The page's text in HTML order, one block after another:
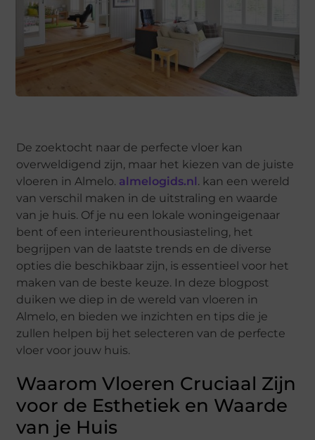
De zoektocht naar de perfecte vloer kan
overweldigend zijn, maar het kiezen van de juiste
vloeren in Almelo. almelogids.nl . kan een wereld
van verschil maken in de uitstraling en waarde
van je huis. Of je nu een lokale woningeigenaar
bent of een interieurenthousiasteling, het
begrijpen van de laatste trends en de diverse
opties die beschikbaar zijn, is essentieel voor het
maken van de beste keuze. In deze blogpost
duiken we diep in de wereld van vloeren in
Almelo, en bieden we inzichten en tips die je
zullen helpen bij het selecteren van de perfecte
vloer voor jouw huis.
Waarom Vloeren Cruciaal Zijn
voor de Esthetiek en Waarde
van je Huis